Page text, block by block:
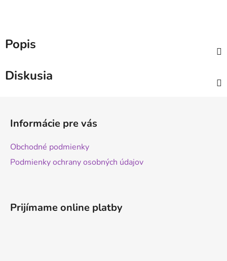
Popis
Diskusia
Informácie pre vás
Obchodné podmienky
Podmienky ochrany osobných údajov
Prijímame online platby